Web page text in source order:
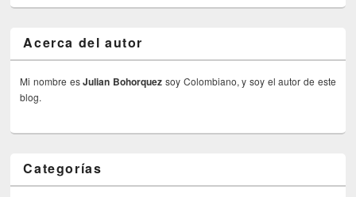
Acerca del autor
Mi nombre esJulian Bohorquez soy Colombiano, y soy el autor de este
blog.
Categorías